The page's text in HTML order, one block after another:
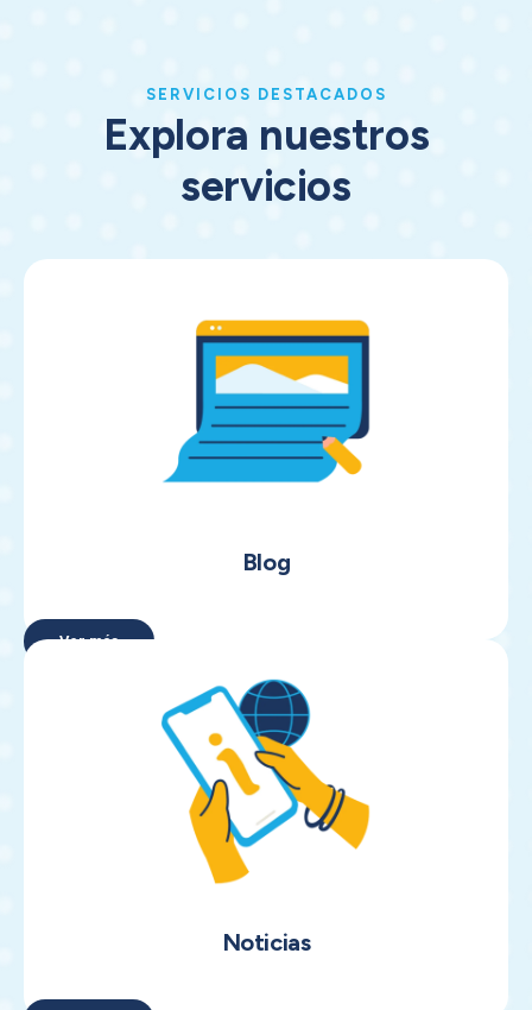
SERVICIOS DESTACADOS
Explora nuestros
servicios
Blog
Ver más
Noticias